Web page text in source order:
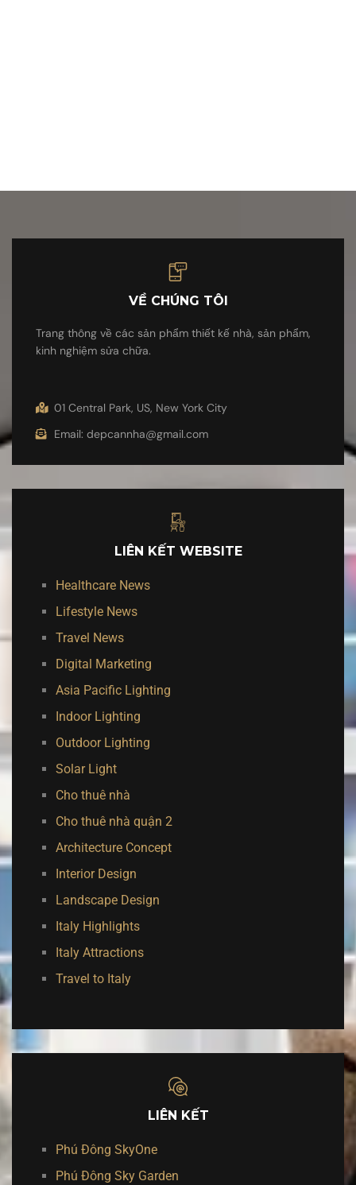
VỀ CHÚNG TÔI
Trang thông về các sản phẩm thiết kế nhà, sản phẩm,
kinh nghiệm sửa chữa.
01 Central Park, US, New York City
Email: depcannha@gmail.com
LIÊN KẾT WEBSITE
Healthcare News
Lifestyle News
Travel News
Digital Marketing
Asia Pacific Lighting
Indoor Lighting
Outdoor Lighting
Solar Light
Cho thuê nhà
Cho thuê nhà quận 2
Architecture Concept
Interior Design
Landscape Design
Italy Highlights
Italy Attractions
Travel to Italy
LIÊN KẾT
Phú Đông SkyOne
Phú Đông Sky Garden